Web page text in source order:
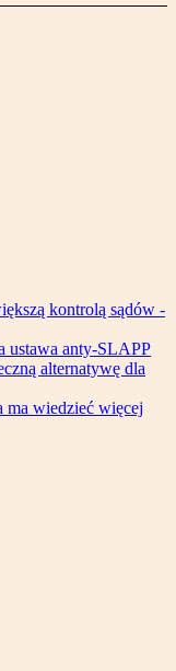
kontrolą sądów -
ustawa anty-SLAPP
alternatywę dla
wiedzieć więcej